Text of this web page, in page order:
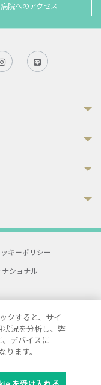
病院へのアクセス
キーポリシー
ショナル
クすると、サイ
状況を分析し、弊
デバイスに
ます。